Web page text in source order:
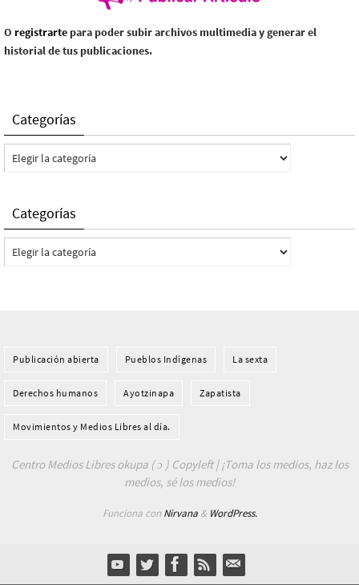
O registrarte para poder subir archivos multimedia y generar el
historial de tus publicaciones.
Categorías
Categorías
Categorías
Categorías
Publicación abierta Pueblos Indí­genas La sexta
Derechos humanos Ayotzinapa Zapatista
Movimientos y Medios Libres al día.
Centro Medios Libres okupa ( ɔ ) Copyleft | ¡Toma los medios, haz los
medios, sé los medios!
Funciona con Nirvana& WordPress.